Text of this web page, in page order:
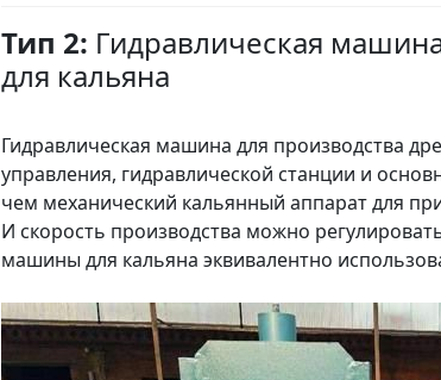
Тип 2: Гидравлическая
для кальяна
Гидравлическая машина для производства
управления, гидравлической станции и
чем механический кальянный аппарат для
И скорость производства можно
машины для кальяна эквивалентно